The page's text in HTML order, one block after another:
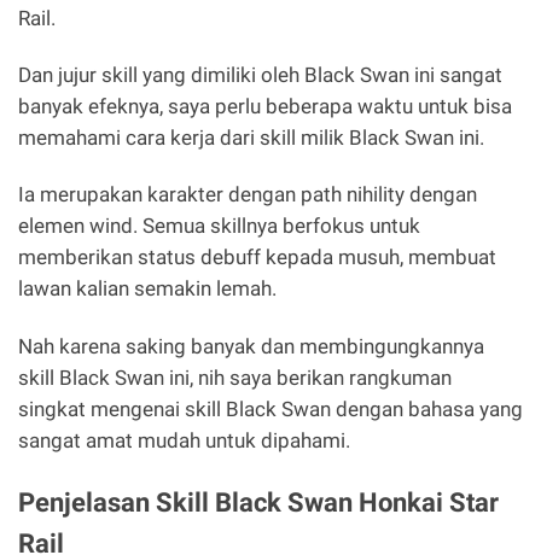
Rail.
Dan jujur skill yang dimiliki oleh Black Swan ini sangat
banyak efeknya, saya perlu beberapa waktu untuk bisa
memahami cara kerja dari skill milik Black Swan ini.
Ia merupakan karakter dengan path nihility dengan
elemen wind. Semua skillnya berfokus untuk
memberikan status debuff kepada musuh, membuat
lawan kalian semakin lemah.
Nah karena saking banyak dan membingungkannya
skill Black Swan ini, nih saya berikan rangkuman
singkat mengenai skill Black Swan dengan bahasa yang
sangat amat mudah untuk dipahami.
Penjelasan Skill Black Swan Honkai Star
Rail